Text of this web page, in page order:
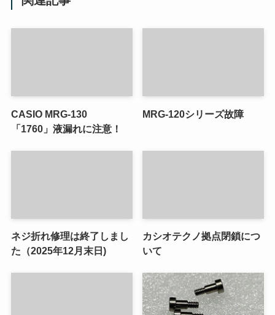
CASIO MRG-130
「1760」液漏れに注意！
MRG-120シリーズ故障
ネジ折れ修理は終了しまし
た（2025年12月末日)
カシオテクノ拠点閉鎖につ
いて